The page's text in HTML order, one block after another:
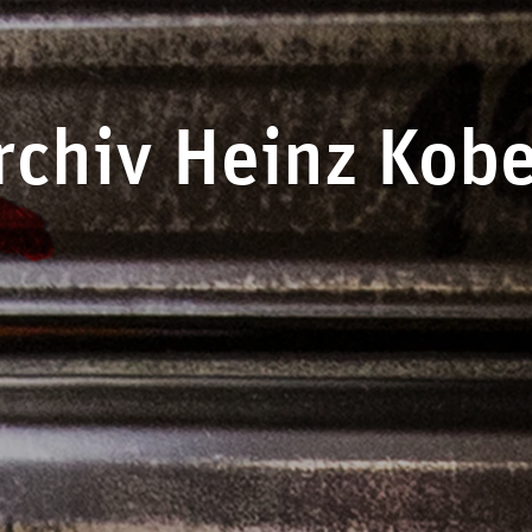
Heinz